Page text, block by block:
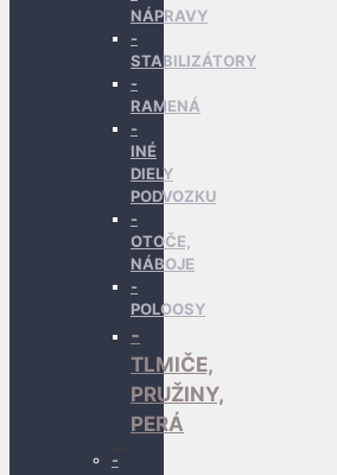
NÁPRAVY
STABILIZÁTORY
RAMENÁ
INÉ
DIELY
PODVOZKU
OTOČE,
NÁBOJE
POLOOSY
TLMIČE,
PRUŽINY,
PERÁ